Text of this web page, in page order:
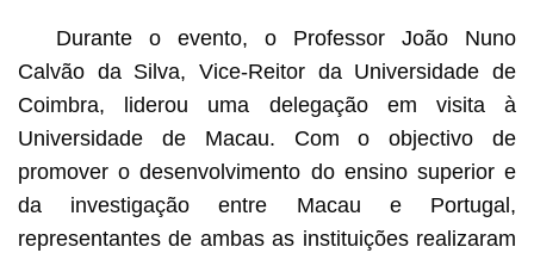
Durante o evento, o Professor João Nuno
Calvão da Silva, Vice-Reitor da Universidade de
Coimbra, liderou uma delegação em visita à
Universidade de Macau. Com o objectivo de
promover o desenvolvimento do ensino superior e
da investigação entre Macau e Portugal,
representantes de ambas as instituições realizaram